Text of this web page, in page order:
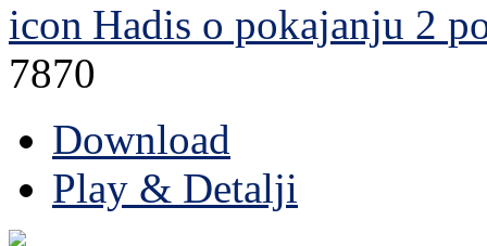
Hadis o pokajanju 2
7870
Download
Play & Detalji